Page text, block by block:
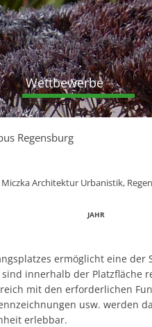
Wettbewerbe
Regensburg
Architektur Urbanistik,
JAHR
ermöglicht eine
innerhalb der Platzfläche
mit den erforderlichen
usw. werden
erlebbar.